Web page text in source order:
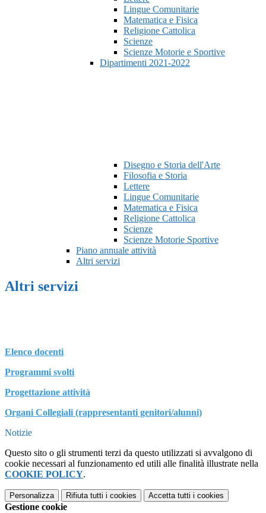
Lingue Comunitarie
Matematica e Fisica
Religione Cattolica
Scienze
Scienze Motorie e Sportive
Dipartimenti 2021-2022
Disegno e Storia dell'Arte
Filosofia e Storia
Lettere
Lingue Comunitarie
Matematica e Fisica
Religione Cattolica
Scienze
Scienze Motorie Sportive
Piano annuale attività
Altri servizi
Altri servizi
Elenco docenti
Programmi svolti
Progettazione attività
Organi Collegiali (rappresentanti genitori/alunni)
Notizie
Questo sito o gli strumenti terzi da questo utilizzati si avvalgono di
cookie necessari al funzionamento ed utili alle finalità illustrate nella
COOKIE POLICY.
Personalizza Rifiuta tutti i cookies Accetta tutti i cookies
Gestione cookie